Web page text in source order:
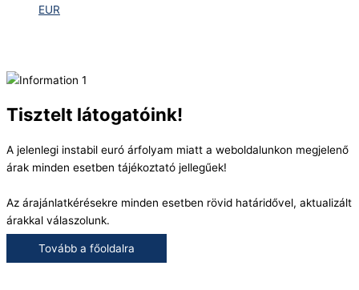
EUR
Tisztelt látogatóink!
A jelenlegi instabil euró árfolyam miatt a weboldalunkon megjelenő
árak minden esetben tájékoztató jellegűek!
Az árajánlatkérésekre minden esetben rövid határidővel, aktualizált
árakkal válaszolunk.
Tovább a főoldalra